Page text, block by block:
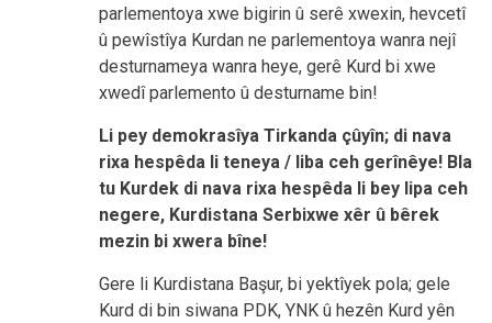
parlementoya xwe bigirin û serê xwexin, hevcetî
û pewîstîya Kurdan ne parlementoya wanra nejî
desturnameya wanra heye, gerê Kurd bi xwe
xwedî parlemento û desturname bin!
Li pey demokrasîya Tirkanda çûyîn; di nava
rixa hespêda li teneya / liba ceh gerînêye! Bla
tu Kurdek di nava rixa hespêda li bey lipa ceh
negere, Kurdistana Serbixwe xêr û bêrek
mezin bi xwera bîne!
Gere li Kurdistana Başur, bi yektîyek pola; gele
Kurd di bin siwana PDK, YNK û hezên Kurd yên